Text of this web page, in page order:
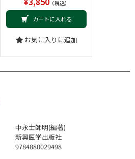
（税込）
カートに入れる
お気に入りに追加
中永士師明(編著)
新興医学出版社
9784880029498